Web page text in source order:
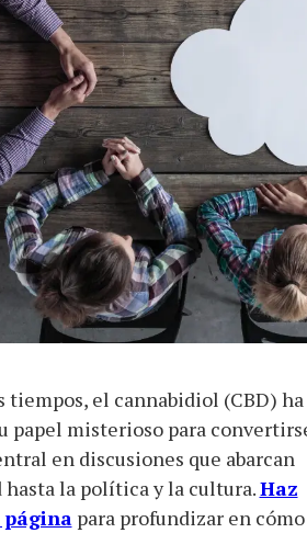
tiempos, el cannabidiol (CBD) ha
papel misterioso para
en discusiones que abarcan
hasta la política y la cultura.Haz
para profundizar en cómo